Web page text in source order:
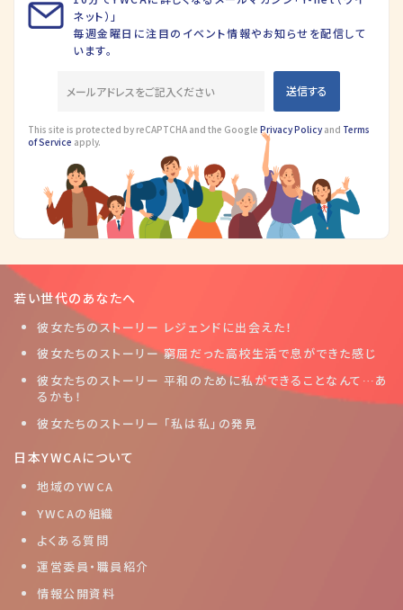
ネット）」
毎週金曜日に注目のイベント情報やお知らせを配信して
います。
This site is protected by reCAPTCHA and the Google Privacy Policyand Terms
of Service apply.
若い世代のあなたへ
彼女たちのストーリー レジェンドに出会えた！
彼女たちのストーリー 窮屈だった高校生活で息ができた感じ
彼女たちのストーリー 平和のために私ができることなんて…あ
るかも！
彼女たちのストーリー 「私は私」の発見
日本YWCAについて
地域のYWCA
YWCAの組織
よくある質問
運営委員・職員紹介
情報公開資料